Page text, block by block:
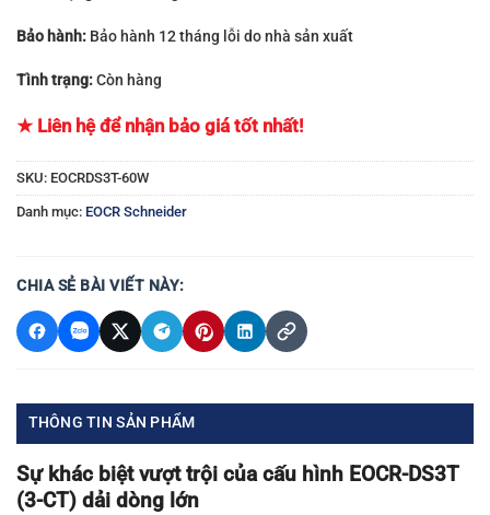
Bảo hành: Bảo hành 12 tháng lỗi do nhà sản xuất
Tình trạng:Còn hàng
★ Liên hệ để nhận bảo giá tốt nhất!
SKU: EOCRDS3T-60W
Danh mục: EOCR Schneider
CHIA SẺ BÀI VIẾT NÀY:
THÔNG TIN SẢN PHẨM
Sự khác biệt vượt trội của cấu hình EOCR-DS3T
(3-CT) dải dòng lớn